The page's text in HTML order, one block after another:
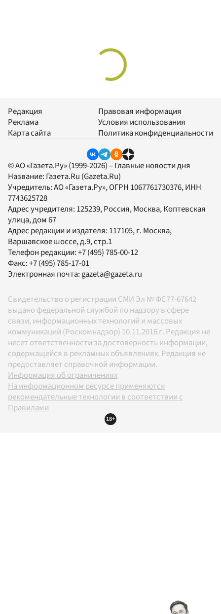
Редакция
Реклама
Карта сайта
Правовая информация
Условия использования
Политика конфиденциальности
© АО «Газета.Ру» (1999-2026) – Главные новости дня
Название: Газета.Ru (Gazeta.Ru)
Учредитель:АО «Газета.Ру», ОГРН 1067761730376, ИНН
7743625728
Адрес учредителя: 125239, Россия, Москва, Коптевская
улица, дом 67
Адрес редакции и издателя: 117105, г. Москва,
Варшавское шоссе, д.9, стр.1
Телефон редакции:+7 (495) 785-00-12
Факс:+7 (495) 785-17-01
Электронная почта:gazeta@gazeta.ru
Свидетельство о регистрации СМИ Эл № ФС77-67642
выдано федеральной службой по надзору в сфере
связи, информационных технологий и массовых
коммуникаций (Роскомнадзор) 10.11.2016 г. Редакция не
несет ответственности за достоверность информации,
содержащейся в рекламных объявлениях. Редакция не
предоставляет справочной информации.
Информация об ограничениях
На информационном ресурсе применяются
рекомендательные технологии в соответствии с
Правилами
18+